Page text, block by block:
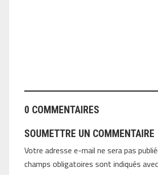
0 COMMENTAIRES
SOUMETTRE UN COMMENTAIRE
Votre adresse e-mail ne sera pas
champs obligatoires sont indiqués avec